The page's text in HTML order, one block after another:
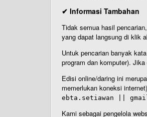
✔ Informasi Tambahan
Tidak semua hasil
yang dapat langsung di klik
Untuk pencarian banyak
program dan komputer).
Edisi online/daring ini
memerlukan koneksi
ebta.setiawan ||
Kami sebagai pengelola